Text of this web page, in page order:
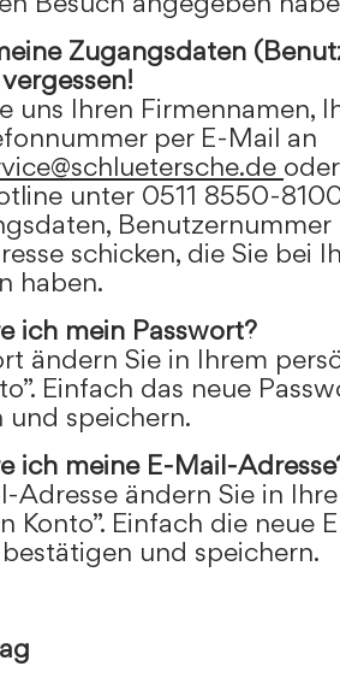
Zugangsdaten
uns Ihren Firmennamen,
per E-Mail an
unter 0511 8550-
schicken, die Sie bei
haben.
ich mein Passwort?
ändern Sie in Ihrem
Einfach das neue
und speichern.
ich meine E-Mail-
Adresse ändern Sie in
Konto”. Einfach die neue
und speichern.